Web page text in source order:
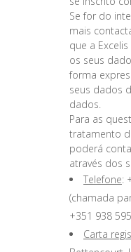
Se for do
mais
que a
os seus
forma
seus dados
dados.
Para as
tratamento
poderá
através dos
Telefone:
(chamada
+351 938
Carta